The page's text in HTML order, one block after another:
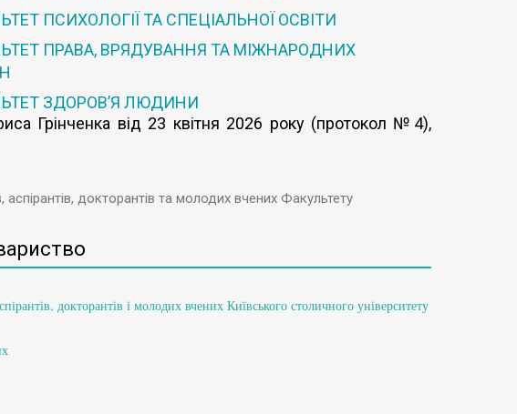
ПСИХОЛОГІЇ ТА СПЕЦІАЛЬНОЇ ОСВІТИ
ПРАВА, ВРЯДУВАННЯ ТА МІЖНАРОДНИХ
ЗДОРОВ’Я ЛЮДИНИ
Грінченка від 23 квітня 2026 року (протокол №4),
докторантів та молодих вчених Факультету
докторантів і молодих вчених Київського столичного університету